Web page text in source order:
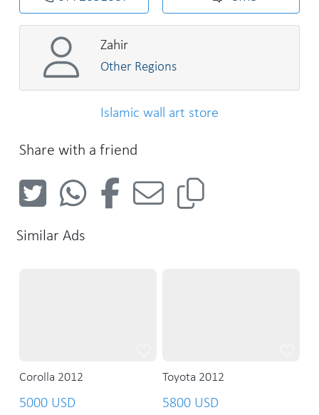
Zahir
Other Regions
Islamic wall art store
Share with a friend
Similar Ads
Corolla 2012
5000 USD
Toyota 2012
5800 USD